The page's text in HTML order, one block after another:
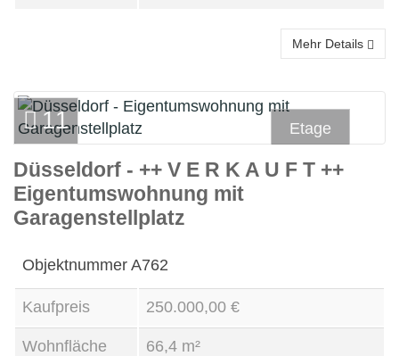
Mehr Details
11 Etage
Kauf
Düsseldorf - ++ V E R K A U F T ++
Eigentumswohnung mit
Garagenstellplatz
Objektnummer A762
Kaufpreis 250.000,00 €
Wohnfläche 66,4 m²